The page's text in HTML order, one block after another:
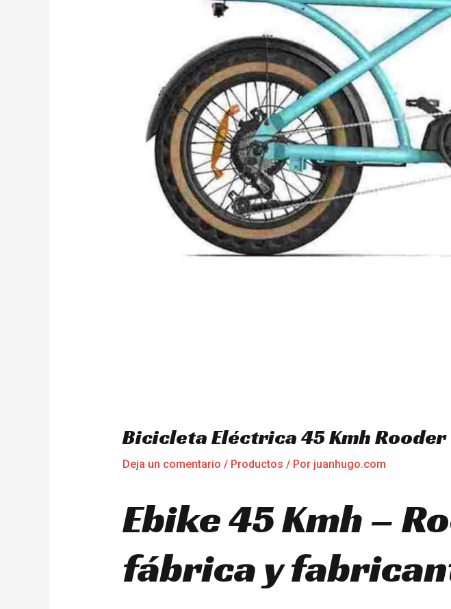
Bicicleta Eléctrica 45 Kmh
Deja un comentario / Productos / Por juanhugo.com
Ebike 45 Kmh –
fábrica y